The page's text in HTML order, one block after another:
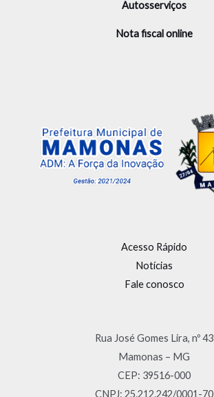
Autosserviços
Nota fiscal online
Acesso Rápido
Notícias
Fale conosco
Rua José Gomes Lira, nº 43
Mamonas – MG
CEP: 39516-000
CNPJ: 25.212.242/0001-70